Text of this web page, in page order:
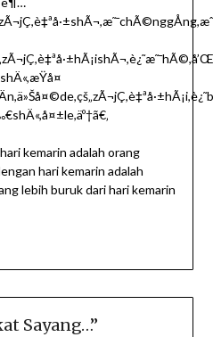
kemarin adalah orang
hari kemarin adalah
lebih buruk dari hari kemarin
Sayang…”